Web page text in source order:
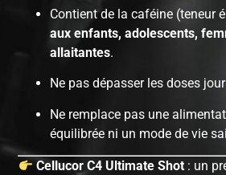
Contient de la caféine (teneur
aux enfants, adolescents,
allaitantes.
Ne pas dépasser les doses
Ne remplace pas une
équilibrée ni un mode de vie
Cellucor C4 Ultimate Shot: un